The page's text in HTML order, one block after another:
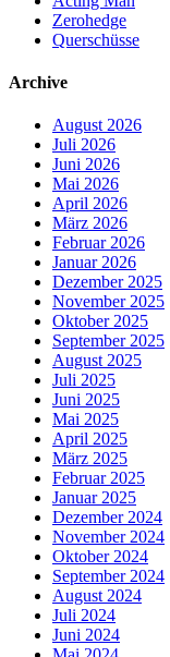
Zerohedge
Querschüsse
Archive
August 2026
Juli 2026
Juni 2026
Mai 2026
April 2026
März 2026
Februar 2026
Januar 2026
Dezember 2025
November 2025
Oktober 2025
September 2025
August 2025
Juli 2025
Juni 2025
Mai 2025
April 2025
März 2025
Februar 2025
Januar 2025
Dezember 2024
November 2024
Oktober 2024
September 2024
August 2024
Juli 2024
Juni 2024